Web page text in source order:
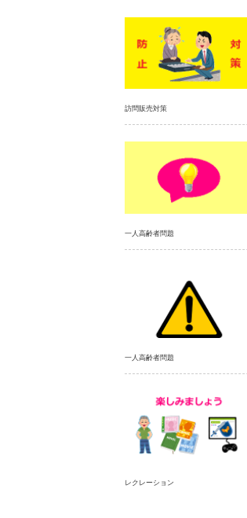
訪問販売対策
一人高齢者問題
一人高齢者問題
レクレーション